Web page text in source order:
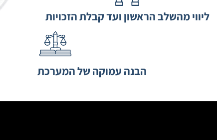
ליווי מהשלב הראשון ועד קבלת הזכויות
הבנה עמוקה של המערכת